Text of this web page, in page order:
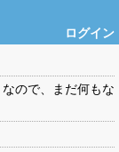
ログイン
ので、まだ何もな